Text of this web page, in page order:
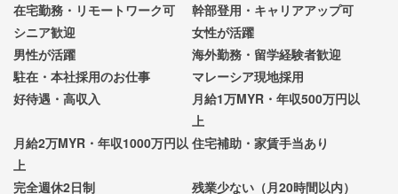
在宅勤務・リモートワーク可
幹部登用・キャリアアップ可
シニア歓迎
女性が活躍
男性が活躍
海外勤務・留学経験者歓迎
駐在・本社採用のお仕事
マレーシア現地採用
好待遇・高収入
月給1万MYR・年収500万円以
上
月給2万MYR・年収1000万円以
上
住宅補助・家賃手当あり
完全週休2日制
残業少ない（月20時間以内）